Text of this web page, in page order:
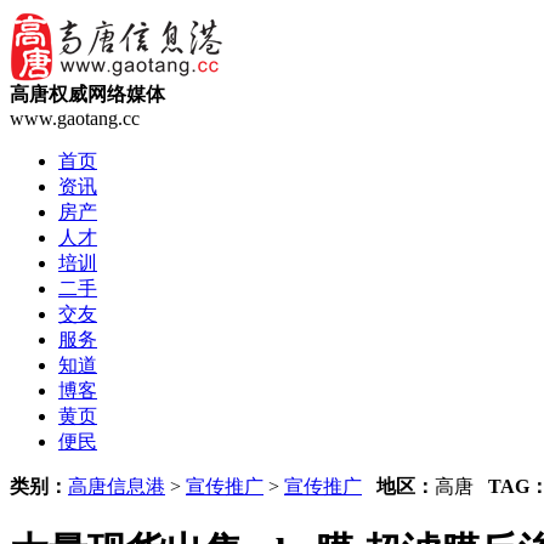
高唐权威网络媒体
www.gaotang.cc
首页
资讯
房产
人才
培训
二手
交友
服务
知道
博客
黄页
便民
类别： 高唐信息港 > 宣传推广 > 宣传推广 地区： 高唐 TAG：